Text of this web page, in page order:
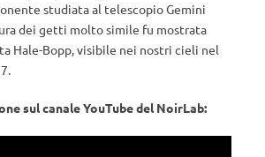
studiata al telescopio Gemini
dei getti molto simile fu mostrata
Hale-Bopp, visibile nei nostri cieli nel
sul canale YouTube del NoirLab: